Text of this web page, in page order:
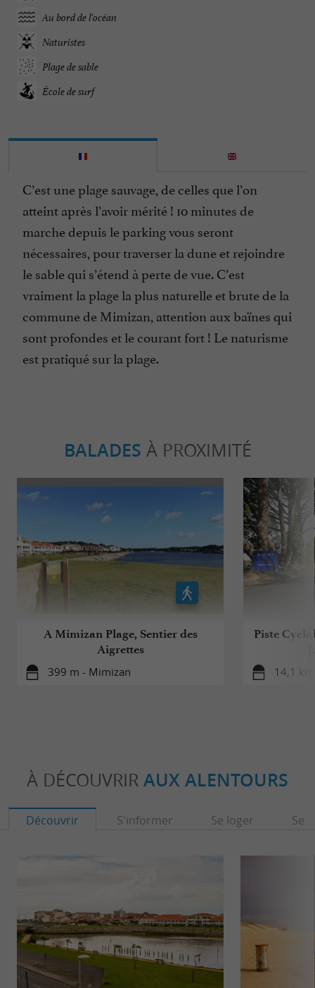
Au bord de l'océan
Naturistes
Plage de sable
École de surf
C’est une plage sauvage, de celles que l’on
atteint après l’avoir mérité ! 10 minutes de
marche depuis le parking vous seront
nécessaires, pour traverser la dune et rejoindre
le sable qui s’étend à perte de vue. C’est
vraiment la plage la plus naturelle et brute de la
commune de Mimizan, attention aux baïnes qui
sont profondes et le courant fort ! Le naturisme
est pratiqué sur la plage.
BALADES À PROXIMITÉ
A Mimizan Plage, Sentier des
Aigrettes
399 m - Mimizan
Piste
14,1
À DÉCOUVRIR AUX ALENTOURS
Découvrir S'informer Se loger Se